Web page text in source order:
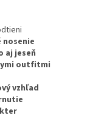
nosenie
aj jeseň
outfitmi
vzhľad